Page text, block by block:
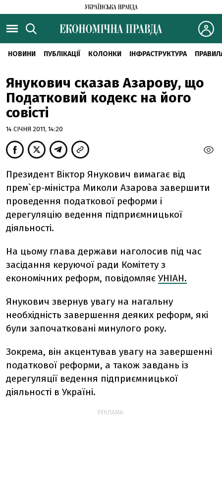
НОВИНИ ПУБЛІКАЦІЇ КОЛОНКИ ІНФРАСТРУКТУРА
Янукович сказав Азарову, що
Податковий кодекс на його
совісті
14 СІЧНЯ 2011, 14:20
Президент Віктор Янукович вимагає від
прем`єр-міністра Миколи Азарова завершити
проведення податкової реформи і
дерегуляцію ведення підприємницької
діяльності.
На цьому глава держави наголосив під час
засідання керуючої ради Комітету з
економічних реформ, повідомляє УНІАН.
Янукович звернув увагу на нагальну
необхідність завершення деяких реформ, які
були започатковані минулого року.
Зокрема, він акцентував увагу на завершенні
податкової реформи, а також завдань із
дерегуляції ведення підприємницької
діяльності в Україні.
РЕКЛАМА: